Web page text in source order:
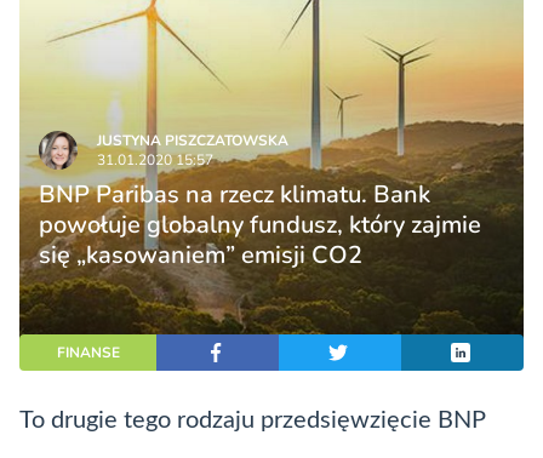
JUSTYNA PISZCZATOWSKA
31.01.2020 15:57
BNP Paribas na rzecz klimatu. Bank
powołuje globalny fundusz, który zajmie
się „kasowaniem” emisji CO2
FINANSE
To drugie tego rodzaju przedsięwzięcie BNP